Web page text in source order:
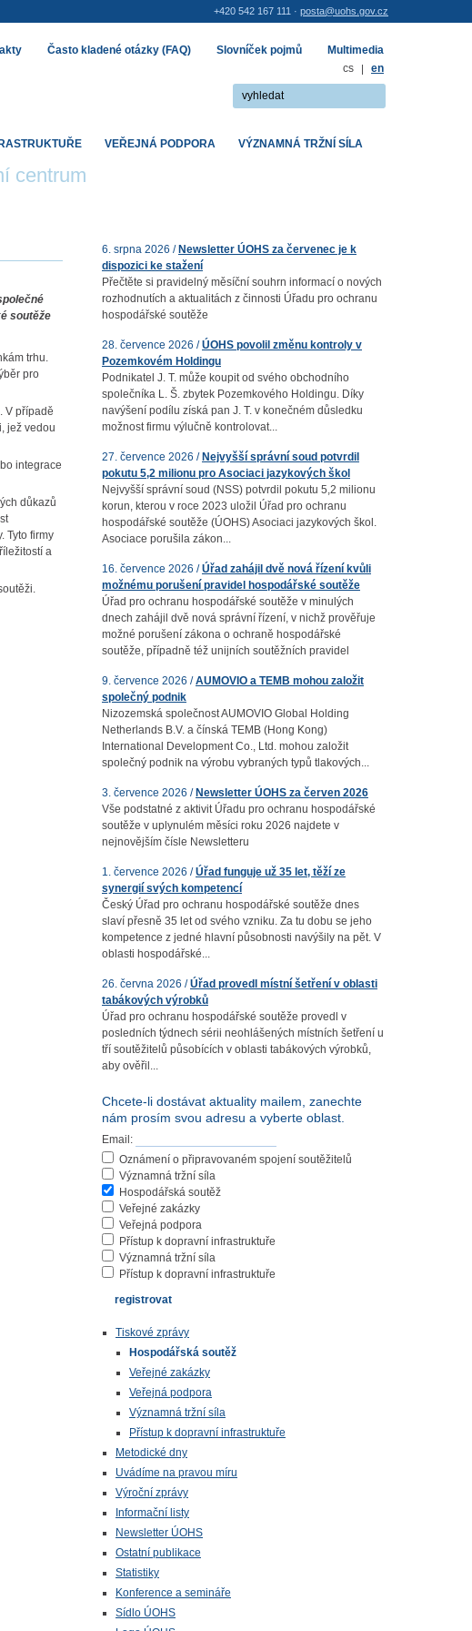
centrum
soutěže
trhu.
pro
V případě
jež vedou
integrace
důkazů
Tyto firmy
a
6. srpna 2026 / Newsletter ÚOHS za červenec je k
dispozici ke stažení
Přečtěte si pravidelný měsíční souhrn informací o nových
rozhodnutích a aktualitách z činnosti Úřadu pro ochranu
hospodářské soutěže
28. července 2026 /ÚOHS povolil změnu kontroly v
Pozemkovém Holdingu
Podnikatel J. T. může koupit od svého obchodního
společníka L. Š. zbytek Pozemkového Holdingu. Díky
navýšení podílu získá pan J. T. v konečném důsledku
možnost firmu výlučně kontrolovat...
27. července 2026 / Nejvyšší správní soud potvrdil
pokutu 5,2 milionu pro Asociaci jazykových škol
Nejvyšší správní soud (NSS) potvrdil pokutu 5,2 milionu
korun, kterou v roce 2023 uložil Úřad pro ochranu
hospodářské soutěže (ÚOHS) Asociaci jazykových škol.
Asociace porušila zákon...
16. července 2026 /Úřad zahájil dvě nová řízení kvůli
možnému porušení pravidel hospodářské soutěže
Úřad pro ochranu hospodářské soutěže v minulých
dnech zahájil dvě nová správní řízení, v nichž prověřuje
možné porušení zákona o ochraně hospodářské
soutěže, případně též unijních soutěžních pravidel
9. července 2026 /AUMOVIO a TEMB mohou založit
společný podnik
Nizozemská společnost AUMOVIO Global Holding
Netherlands B.V. a čínská TEMB (Hong Kong)
International Development Co., Ltd. mohou založit
společný podnik na výrobu vybraných typů tlakových...
3. července 2026 / Newsletter ÚOHS za červen 2026
Vše podstatné z aktivit Úřadu pro ochranu hospodářské
soutěže v uplynulém měsíci roku 2026 najdete v
nejnovějším čísle Newsletteru
1. července 2026 /Úřad funguje už 35 let, těží ze
synergií svých kompetencí
Český Úřad pro ochranu hospodářské soutěže dnes
slaví přesně 35 let od svého vzniku. Za tu dobu se jeho
kompetence z jedné hlavní působnosti navýšily na pět. V
oblasti hospodářské...
26. června 2026 /Úřad provedl místní šetření v oblasti
tabákových výrobků
Úřad pro ochranu hospodářské soutěže provedl v
posledních týdnech sérii neohlášených místních šetření u
tří soutěžitelů působících v oblasti tabákových výrobků,
aby ověřil...
Chcete-li dostávat aktuality mailem, zanechte
nám prosím svou adresu a vyberte oblast.
Email:
Oznámení o připravovaném spojení soutěžitelů
Významná tržní síla
Hospodářská soutěž
Veřejné zakázky
Veřejná podpora
Přístup k dopravní infrastruktuře
Významná tržní síla
Přístup k dopravní infrastruktuře
Tiskové zprávy
Hospodářská soutěž
Veřejné zakázky
Veřejná podpora
Významná tržní síla
Přístup k dopravní infrastruktuře
Metodické dny
Uvádíme na pravou míru
Výroční zprávy
Informační listy
Newsletter ÚOHS
Ostatní publikace
Statistiky
Konference a semináře
Sídlo ÚOHS
VEŘEJNÁ PODPORA VÝZNAMNÁ TRŽNÍ SÍLA
Často kladené otázky (FAQ) Slovníček pojmů
Multimedia
cs
| en
+420 542 167 111 · posta@uohs.gov.cz